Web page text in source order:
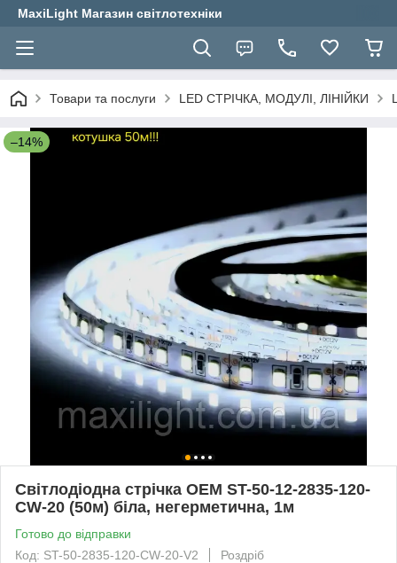
MaxiLight Магазин світлотехніки
Товари та послуги LED СТРІЧКА, МОДУЛІ, ЛІНІЙКИ
–14%
Світлодіодна стрічка OEM ST-50-12-2835-120-
CW-20 (50м) біла, негерметична, 1м
Готово до відправки
Код: ST-50-2835-120-CW-20-V2
Роздріб